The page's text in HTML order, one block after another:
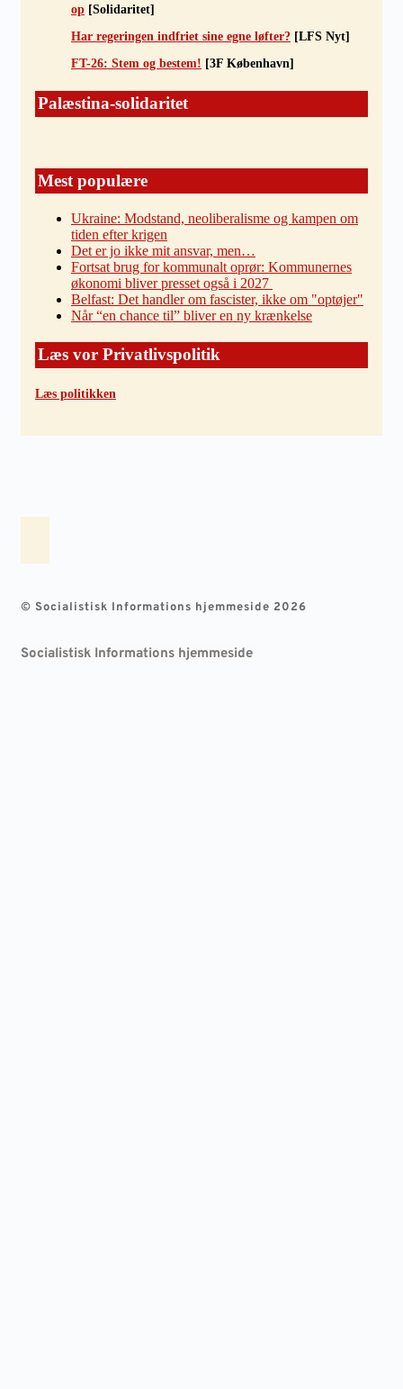
op [Solidaritet]
Har regeringen indfriet sine egne løfter? [LFS Nyt]
FT-26: Stem og bestem! [3F København]
Palæstina-solidaritet
Mest populære
Ukraine: Modstand, neoliberalisme og kampen om
tiden efter krigen
Det er jo ikke mit ansvar, men…
Fortsat brug for kommunalt oprør: Kommunernes
økonomi bliver presset også i 2027
Belfast: Det handler om fascister, ikke om "optøjer"
Når “en chance til” bliver en ny krænkelse
Læs vor Privatlivspolitik
Læs politikken
© Socialistisk Informations hjemmeside 2026
Socialistisk Informations hjemmeside